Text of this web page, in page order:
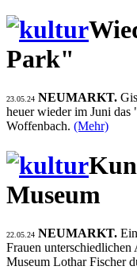
Park"
23.05.24 NEUMARKT.
heuer wieder im Juni
Woffenbach. (Mehr)
Museum
22.05.24 NEUMARKT.
Frauen
Museum Lothar Fischer